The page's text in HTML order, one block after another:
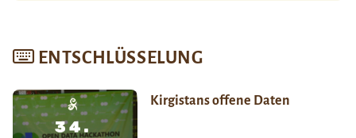
ENTSCHLÜSSELUNG
Kirgistans offene Daten